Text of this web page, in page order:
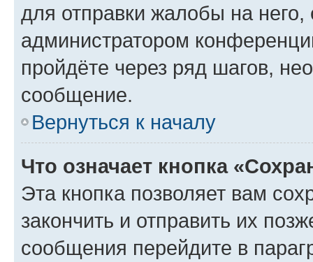
для отправки жалобы на
администратором
пройдёте через ряд шагов,
сообщение.
Вернуться к началу
Что означает кнопка
Эта кнопка позволяет вам
закончить и отправить их
сообщения перейдите в